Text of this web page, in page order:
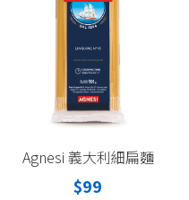
Agnesi 義大利細扁麵
$99